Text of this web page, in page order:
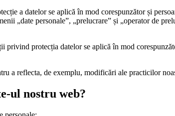
a datelor se aplică în mod corespunzător și
„date personale”, „prelucrare” și „operator de
privind protecția datelor se aplică în mod
a reflecta, de exemplu, modificări ale practicilor
ul nostru web?